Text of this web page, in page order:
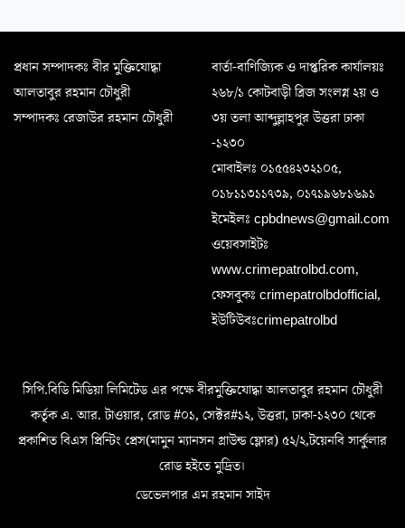
প্রধান সম্পাদকঃ বীর মুক্তিযোদ্ধা
আলতাবুর রহমান চৌধুরী
সম্পাদকঃ রেজাউর রহমান চৌধুরী
বার্তা-বাণিজ্যিক ও দাপ্তরিক কার্যালয়ঃ
২৬৮/১ কোটবাড়ী ব্রিজ সংলগ্ন ২য় ও
৩য় তলা আব্দুল্লাহপুর উত্তরা ঢাকা
-১২৩০
মোবাইলঃ ০১৫৫৪২৩২১০৫,
০১৮১১৩১১৭৩৯, ০১৭১৯৬৮১৬৯১
ইমেইলঃ cpbdnews@gmail.com
ওয়েবসাইটঃ
www.crimepatrolbd.com,
ফেসবুকঃ crimepatrolbdofficial,
ইউটিউবঃcrimepatrolbd
সিপি.বিডি মিডিয়া লিমিটেড এর পক্ষে বীরমুক্তিযোদ্ধা আলতাবুর রহমান চৌধুরী
কর্তৃক এ. আর. টাওয়ার, রোড #০১, সেক্টর#১২, উত্তরা, ঢাকা-১২৩০ থেকে
প্রকাশিত বিএস প্রিন্টিং প্রেস(মামুন ম্যানসন গ্রাউন্ড ফ্লোর) ৫২/২,টয়েনবি সার্কুলার
রোড হইতে মুদ্রিত।
ডেভেলপার এম রহমান সাইদ